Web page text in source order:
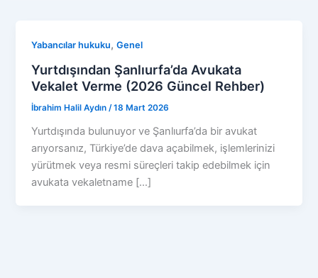
Yabancılar hukuku,Genel
Yurtdışından Şanlıurfa’da Avukata
Vekalet Verme (2026 Güncel Rehber)
İbrahim Halil Aydın /18 Mart 2026
Yurtdışında bulunuyor ve Şanlıurfa’da bir avukat
arıyorsanız, Türkiye’de dava açabilmek, işlemlerinizi
yürütmek veya resmi süreçleri takip edebilmek için
avukata vekaletname […]